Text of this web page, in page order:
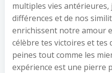
multiples vies antérieures,
différences et de nos
enrichissent notre amour
célèbre tes victoires et tes
peines tout comme les
expérience est une pierre